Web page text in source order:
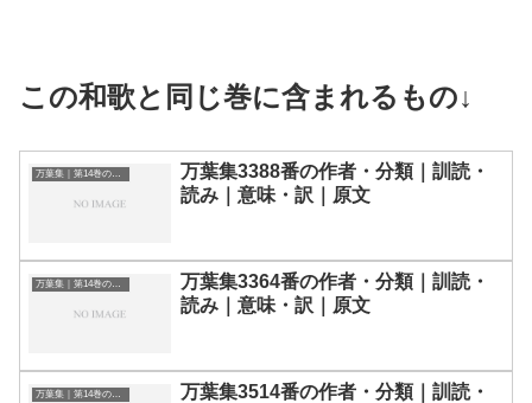
この和歌と同じ巻に含まれるもの↓
万葉集｜第14巻の和歌一覧
万葉集3388番の作者・分類｜訓読・
読み｜意味・訳｜原文
万葉集｜第14巻の和歌一覧
万葉集3364番の作者・分類｜訓読・
読み｜意味・訳｜原文
万葉集｜第14巻の和歌一覧
万葉集3514番の作者・分類｜訓読・